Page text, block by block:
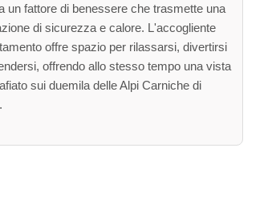
un fattore di benessere che trasmette una
di sicurezza e calore. L'accogliente
offre spazio per rilassarsi, divertirsi
offrendo allo stesso tempo una vista
sui duemila delle Alpi Carniche di